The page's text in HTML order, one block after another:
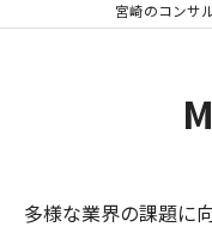
宮崎のコンサ
多様な業界の課題に